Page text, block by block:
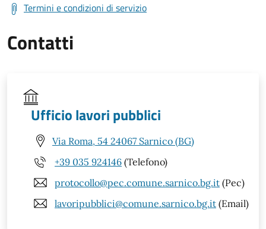
Termini e condizioni di servizio
Contatti
Ufficio lavori pubblici
Via Roma, 54 24067 Sarnico (BG)
+39 035 924146 (Telefono)
protocollo@pec.comune.sarnico.bg.it (Pec)
lavoripubblici@comune.sarnico.bg.it (Email)